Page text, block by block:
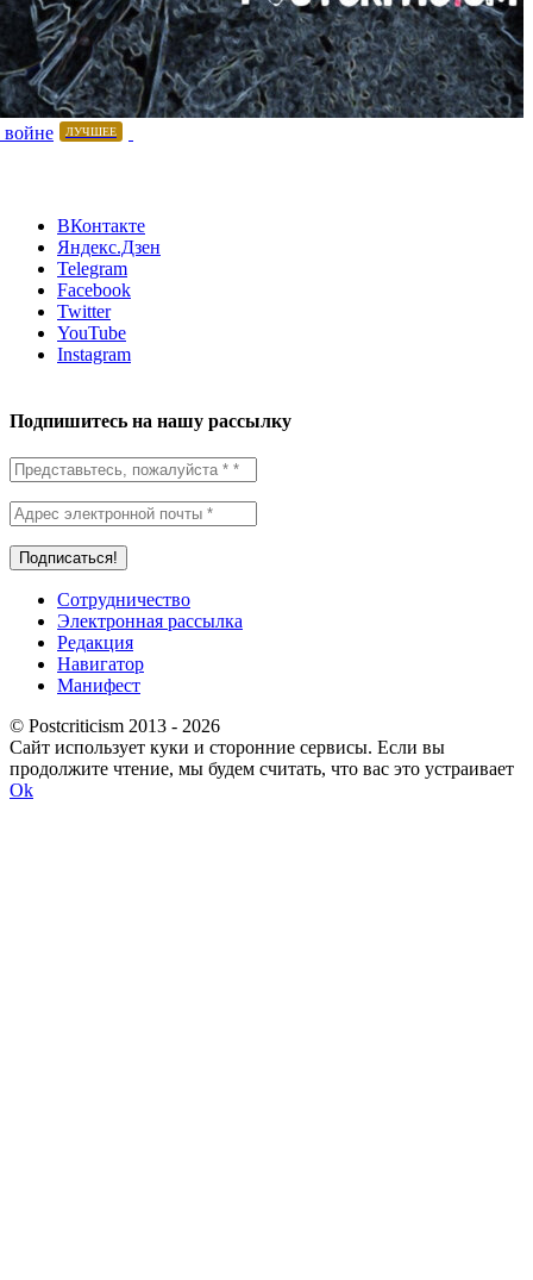
ЛУЧШЕЕ
ВКонтакте
Яндекс.Дзен
Telegram
Facebook
Twitter
YouTube
Instagram
Подпишитесь на нашу рассылку
Сотрудничество
Электронная рассылка
Редакция
Навигатор
Манифест
© Postcriticism 2013 - 2026
Сайт использует куки и сторонние сервисы. Если вы
продолжите чтение, мы будем считать, что вас это устраивает
Ok